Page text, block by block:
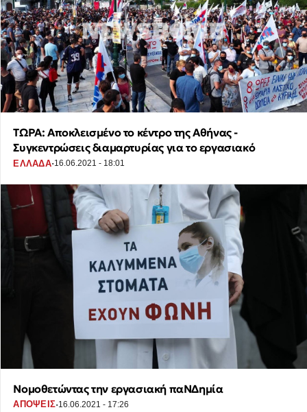
ΤΩΡΑ: Αποκλεισμένο το κέντρο της Αθήνας -
Συγκεντρώσεις διαμαρτυρίας για το εργασιακό
ΕΛΛΑΔΑ·16.06.2021 - 18:01
Νομοθετώντας την εργασιακή παΝΔημία
ΑΠΟΨΕΙΣ·16.06.2021 - 17:26